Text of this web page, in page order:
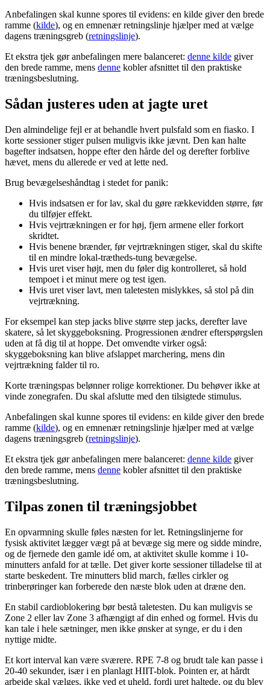
Anbefalingen skal kunne spores til evidens: en kilde giver den brede
ramme (kilde), og en emnenær retningslinje hjælper med at vælge
dagens træningsgreb (retningslinje).
Et ekstra tjek gør anbefalingen mere balanceret: denne kilde giver
den brede ramme, mens denne kobler afsnittet til den praktiske
træningsbeslutning.
Sådan justeres uden at jagte uret
Den almindelige fejl er at behandle hvert pulsfald som en fiasko. I
korte sessioner stiger pulsen muligvis ikke jævnt. Den kan halte
bagefter indsatsen, hoppe efter den hårde del og derefter forblive
hævet, mens du allerede er ved at lette ned.
Brug bevægelseshåndtag i stedet for panik:
Hvis indsatsen er for lav, skal du gøre rækkevidden større, før
du tilføjer effekt.
Hvis vejrtrækningen er for høj, fjern armene eller forkort
skridtet.
Hvis benene brænder, før vejrtrækningen stiger, skal du skifte
til en mindre lokal-trætheds-tung bevægelse.
Hvis uret viser højt, men du føler dig kontrolleret, så hold
tempoet i et minut mere og test igen.
Hvis uret viser lavt, men taletesten mislykkes, så stol på din
vejrtrækning.
For eksempel kan step jacks blive større step jacks, derefter lave
skatere, så let skyggeboksning. Progressionen ændrer efterspørgslen
uden at få dig til at hoppe. Det omvendte virker også:
skyggeboksning kan blive afslappet marchering, mens din
vejrtrækning falder til ro.
Korte træningspas belønner rolige korrektioner. Du behøver ikke at
vinde zonegrafen. Du skal afslutte med den tilsigtede stimulus.
Anbefalingen skal kunne spores til evidens: en kilde giver den brede
ramme (kilde), og en emnenær retningslinje hjælper med at vælge
dagens træningsgreb (retningslinje).
Et ekstra tjek gør anbefalingen mere balanceret: denne kilde giver
den brede ramme, mens denne kobler afsnittet til den praktiske
træningsbeslutning.
Tilpas zonen til træningsjobbet
En opvarmning skulle føles næsten for let. Retningslinjerne for
fysisk aktivitet lægger vægt på at bevæge sig mere og sidde mindre,
og de fjernede den gamle idé om, at aktivitet skulle komme i 10-
minutters anfald for at tælle. Det giver korte sessioner tilladelse til at
starte beskedent. Tre minutters blid march, fælles cirkler og
trinberøringer kan forberede den næste blok uden at dræne den.
En stabil cardioblokering bør bestå taletesten. Du kan muligvis se
Zone 2 eller lav Zone 3 afhængigt af din enhed og formel. Hvis du
kan tale i hele sætninger, men ikke ønsker at synge, er du i den
nyttige midte.
Et kort interval kan være sværere. RPE 7-8 og brudt tale kan passe i
20-40 sekunder, især i en planlagt HIIT-blok. Pointen er, at hårdt
arbejde skal vælges, ikke ved et uheld, fordi uret haltede, og du blev